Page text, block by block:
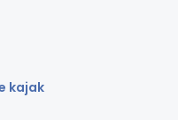
kajak